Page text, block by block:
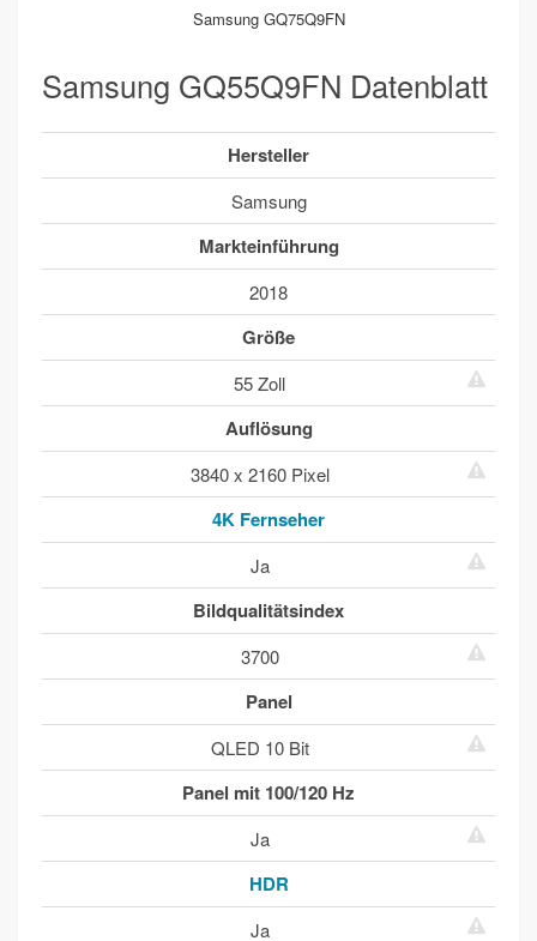
Samsung GQ75Q9FN
Samsung GQ55Q9FN Datenblatt
Hersteller
Samsung
Markteinführung
2018
Größe
55 Zoll
Auflösung
3840 x 2160 Pixel
4K Fernseher
Ja
Bildqualitätsindex
3700
Panel
QLED 10 Bit
Panel mit 100/120 Hz
Ja
HDR
Ja